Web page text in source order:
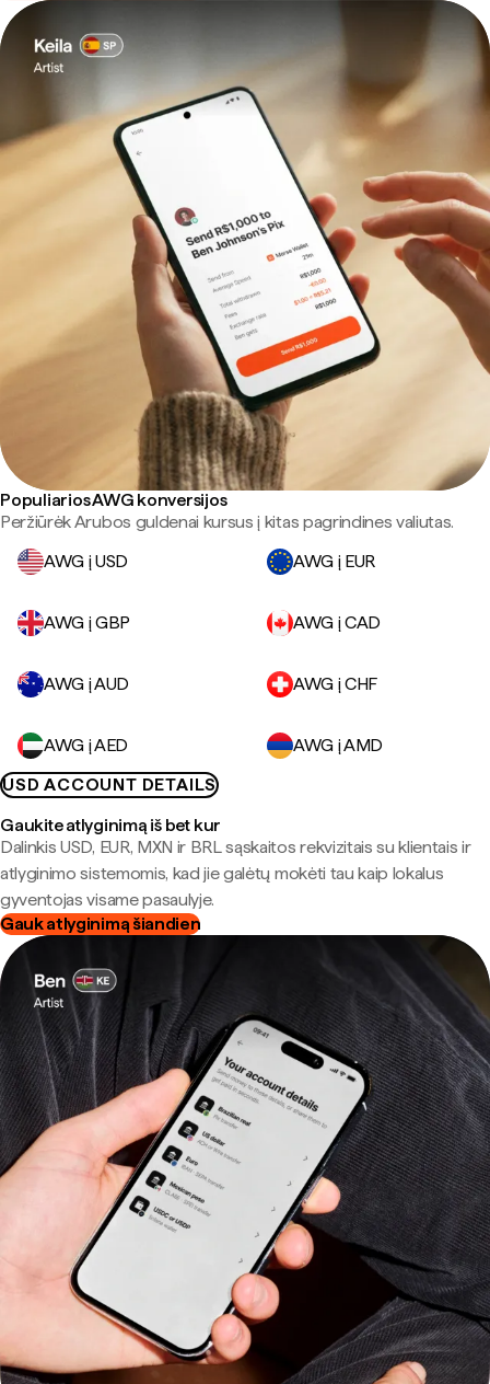
Populiarios AWG konversijos
Peržiūrėk Arubos guldenai kursus į kitas pagrindines valiutas.
AWG į USD
AWG į EUR
AWG į GBP AWG į CAD
AWG į AUD AWG į CHF
AWG į AED
AWG į AMD
USD ACCOUNT DETAILS
Gaukite atlyginimą iš bet kur
Dalinkis USD, EUR, MXN ir BRL sąskaitos rekvizitais su klientais ir
atlyginimo sistemomis, kad jie galėtų mokėti tau kaip lokalus
gyventojas visame pasaulyje.
Gauk atlyginimą šiandien